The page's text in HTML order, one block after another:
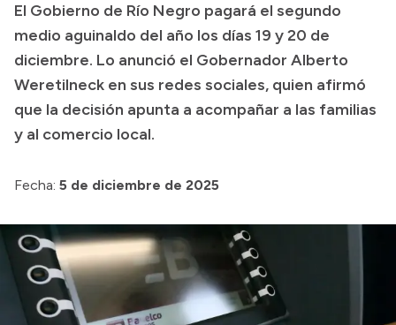
Transparencia
Presupuesto
Boletín Oficial
Compras y licitaciones
Consulta de pago a proveedores
Intranet
Login
El Gobierno de Río Negro pagará el segundo
medio aguinaldo del año los días 19 y 20 de
diciembre. Lo anunció el Gobernador Alberto
Weretilneck en sus redes sociales, quien afirmó
que la decisión apunta a acompañar a las familias
y al comercio local.
Fecha: 5 de diciembre de 2025